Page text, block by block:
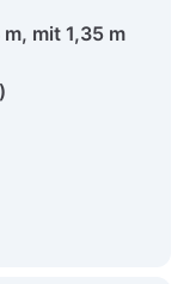
mit 1,35 m